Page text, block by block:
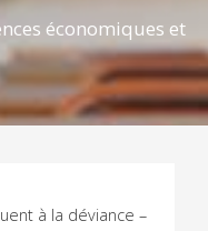
économiques et
à la déviance –